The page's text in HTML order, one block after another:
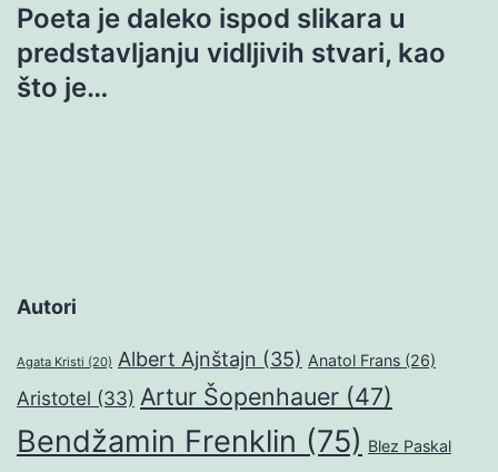
Poeta je daleko ispod slikara u
predstavljanju vidljivih stvari, kao
što je…
Autori
Agata Kristi (20) Albert Ajnštajn (35) Anatol Frans (26)
Aristotel (33) Artur Šopenhauer (47)
Bendžamin Frenklin (75) Blez Paskal